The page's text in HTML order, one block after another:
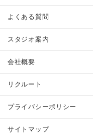
よくある質問
スタジオ案内
会社概要
リクルート
プライバシーポリシー
サイトマップ